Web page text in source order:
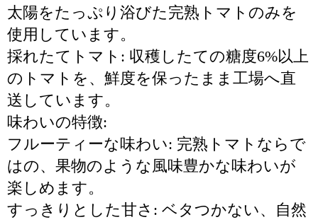
太陽をたっぷり浴びた完熟トマトのみを
使用しています。
採れたてトマト: 収穫したての糖度6%以上
のトマトを、鮮度を保ったまま工場へ直
送しています。
味わいの特徴:
フルーティーな味わい: 完熟トマトならで
はの、果物のような風味豊かな味わいが
楽しめます。
すっきりとした甘さ: ベタつかない、自然